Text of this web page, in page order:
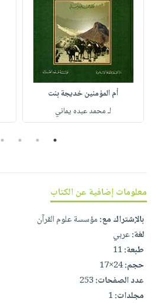
حقائب
حلي
عناية
صابون
أطفال
مناسبات
سياسة
الشركة
فيديوهات
أسئلة
انشر
كتابك
تواصل
معنا
الأمنيات
التسوق
أم المؤمنين خديجة بنت
لـ محمد عبده يماني
1
2
3
4
معلومات إضافية عن الكتاب
بالإشتراك مع:مؤسسة علوم القرآن
لغة:عربي
طبعة:11
حجم:24×17
عدد الصفحات:253
مجلدات:1